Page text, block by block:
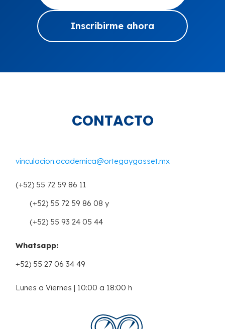
Inscribirme ahora
CONTACTO
vinculacion.academica@ortegaygasset.mx
(+52) 55 72 59 86 11
(+52) 55 72 59 86 08 y
(+52) 55 93 24 05 44
Whatsapp:
+52) 55 27 06 34 49
Lunes a Viernes | 10:00 a 18:00 h